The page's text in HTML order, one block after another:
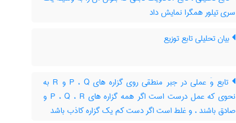
سری تیلور همگرا نمایش داد
بیان تحلیلی تابع توزیع
تابع وَ عملی در جبر منطقی روی گزاره های P ، Q و R به
نحوی که عمل درست است اگر همه گزاره های P ، Q ، R و
صادق باشند ، و غلط است اگر دست کم یک گزاره کاذب باشد